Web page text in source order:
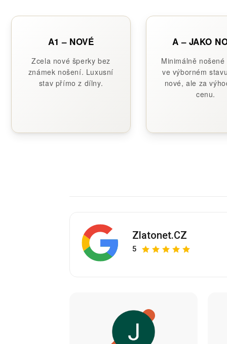
A1 – NOVÉ
Zcela nové šperky bez
známek nošení. Luxusní
stav přímo z dílny.
A – JAKO
Minimálně
ve výborném
nové, ale za
cenu.
Zlatonet.CZ
5